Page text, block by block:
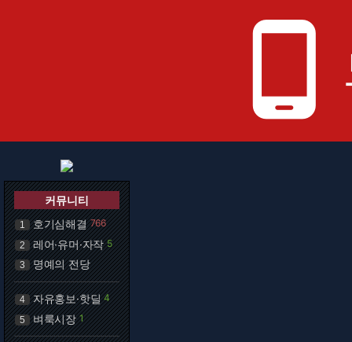
phone_android
커뮤니티
1 호기심해결 766
2 레어·유머·자작 5
3 명예의 전당
4 자유홍보·핫딜 4
5 벼룩시장 1